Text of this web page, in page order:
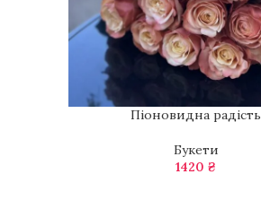
ДОДАТИ В КОШИКПіоновидна радість
Букети
1420 ₴